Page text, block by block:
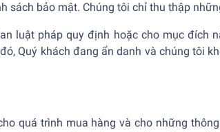
sách bảo mật. Chúng tôi chỉ thu thập
luật pháp quy định hoặc cho mục đích
Quý khách đang ẩn danh và chúng tôi
quá trình mua hàng và cho những